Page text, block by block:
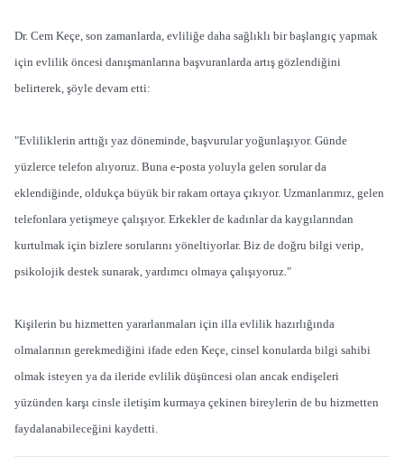
Dr. Cem Keçe, son zamanlarda, evliliğe daha sağlıklı bir başlangıç yapmak
için evlilik öncesi danışmanlarına başvuranlarda artış gözlendiğini
belirterek, şöyle devam etti:
"Evliliklerin arttığı yaz döneminde, başvurular yoğunlaşıyor. Günde
yüzlerce telefon alıyoruz. Buna e-posta yoluyla gelen sorular da
eklendiğinde, oldukça büyük bir rakam ortaya çıkıyor. Uzmanlarımız, gelen
telefonlara yetişmeye çalışıyor. Erkekler de kadınlar da kaygılarından
kurtulmak için bizlere sorularını yöneltiyorlar. Biz de doğru bilgi verip,
psikolojik destek sunarak, yardımcı olmaya çalışıyoruz."
Kişilerin bu hizmetten yararlanmaları için illa evlilik hazırlığında
olmalarının gerekmediğini ifade eden Keçe, cinsel konularda bilgi sahibi
olmak isteyen ya da ileride evlilik düşüncesi olan ancak endişeleri
yüzünden karşı cinsle iletişim kurmaya çekinen bireylerin de bu hizmetten
faydalanabileceğini kaydetti.